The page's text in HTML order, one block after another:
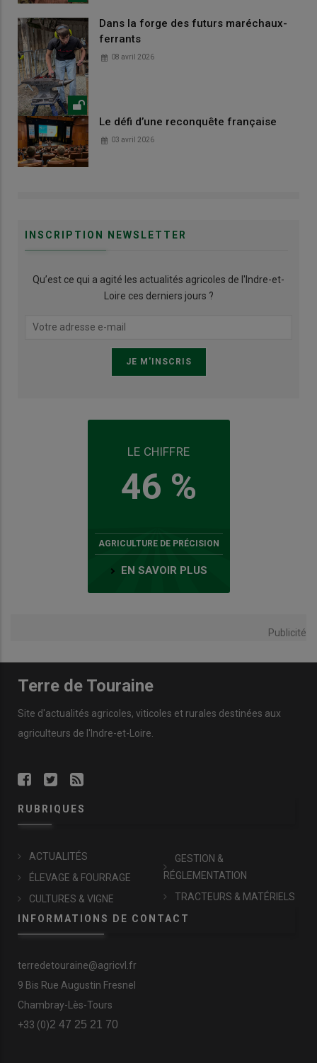
Dans la forge des futurs maréchaux-
ferrants
08 avril 2026
Le défi d’une reconquête française
03 avril 2026
INSCRIPTION NEWSLETTER
Qu’est ce qui a agité les actualités agricoles de l'Indre-et-
Loire ces derniers jours ?
LE CHIFFRE
46 %
AGRICULTURE DE PRÉCISION
EN SAVOIR PLUS
Publicité
Terre de Touraine
Site d'actualités agricoles, viticoles et rurales destinées aux
agriculteurs de l'Indre-et-Loire.
RUBRIQUES
ACTUALITÉS
ÉLEVAGE & FOURRAGE
CULTURES & VIGNE
GESTION &
RÉGLEMENTATION
TRACTEURS & MATÉRIELS
INFORMATIONS DE CONTACT
terredetouraine@agricvl.fr
9 Bis Rue Augustin Fresnel
Chambray-Lès-Tours
+33 (0)2 47 25 21 70